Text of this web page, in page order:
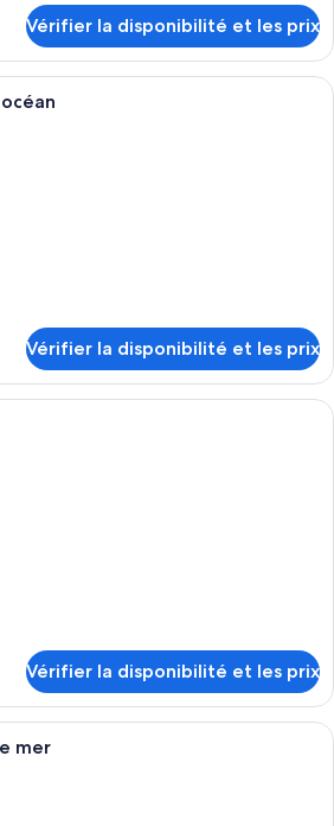
Vérifier la disponibilité et les prix
Minibar, coffres-forts dans les
Vérifier la disponibilité et les prix
Une chambre d’hôtel avec deux
Vérifier la disponibilité et les prix
Une chambre d’hôtel avec deux lits,
mer